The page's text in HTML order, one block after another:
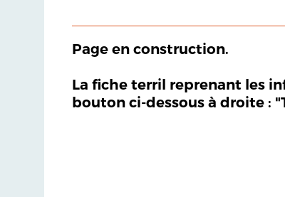
Page en construction.
La fiche terril reprenant les
bouton ci-dessous à droite :